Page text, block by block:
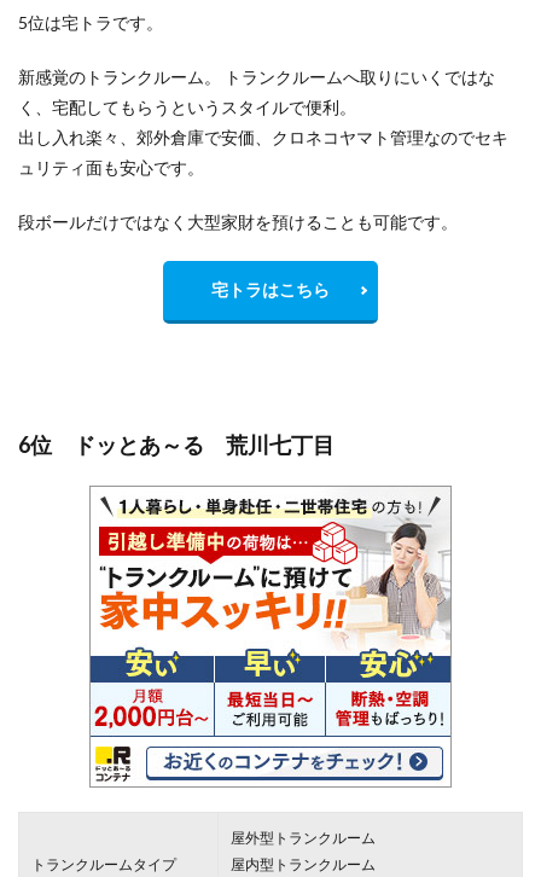
5位は宅トラです。
新感覚のトランクルーム。 トランクルームへ取りにいくではな
く、宅配してもらうというスタイルで便利。
出し入れ楽々、郊外倉庫で安価、クロネコヤマト管理なのでセキ
ュリティ面も安心です。
段ボールだけではなく大型家財を預けることも可能です。
宅トラはこちら
6位 ドッとあ～る 荒川七丁目
トランクルームタイプ
屋外型トランクルーム
屋内型トランクルーム